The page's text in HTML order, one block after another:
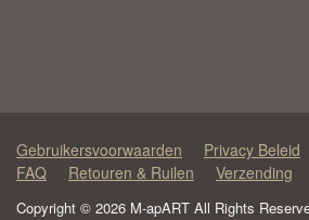
Gebruikersvoorwaarden Privacy Beleid
FAQ
Retouren & Ruilen Verzending
Copyright © 2026 M-apART All Rights